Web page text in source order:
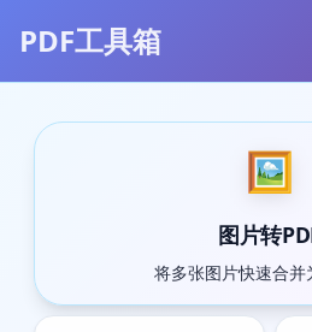
PDF工具箱
🖼️
图片转
将多张图片快速合并